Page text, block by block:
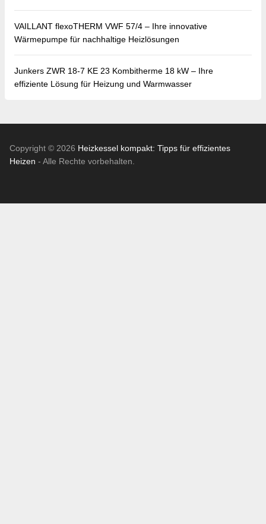
VAILLANT flexoTHERM VWF 57/4 – Ihre innovative
Wärmepumpe für nachhaltige Heizlösungen
Junkers ZWR 18-7 KE 23 Kombitherme 18 kW – Ihre
effiziente Lösung für Heizung und Warmwasser
Copyright © 2026 Heizkessel kompakt: Tipps für effizientes
Heizen - Alle Rechte vorbehalten.